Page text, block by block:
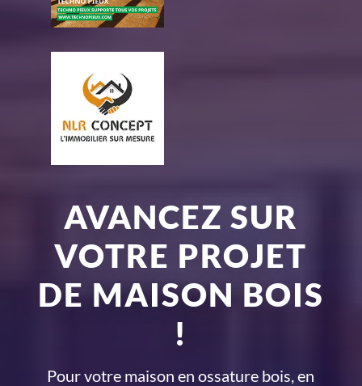
AVANCEZ SUR
VOTRE PROJET
DE MAISON BOIS
!
Pour votre maison en ossature bois, en